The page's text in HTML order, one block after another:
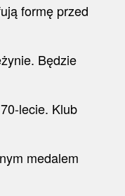
formę przed
Będzie
lecie. Klub
medalem